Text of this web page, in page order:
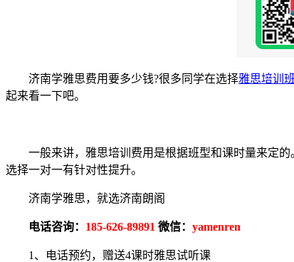
济南学雅思费用要多少钱?很多同学在选择雅思培训班
起来看一下吧。
一般来讲，雅思培训费用是根据班型和课时量来定的
选择一对一有针对性提升。
济南学雅思，就选济南朗阁
电话咨询： 185-626-89891 微信： yamenren
1、电话预约，赠送4课时雅思试听课